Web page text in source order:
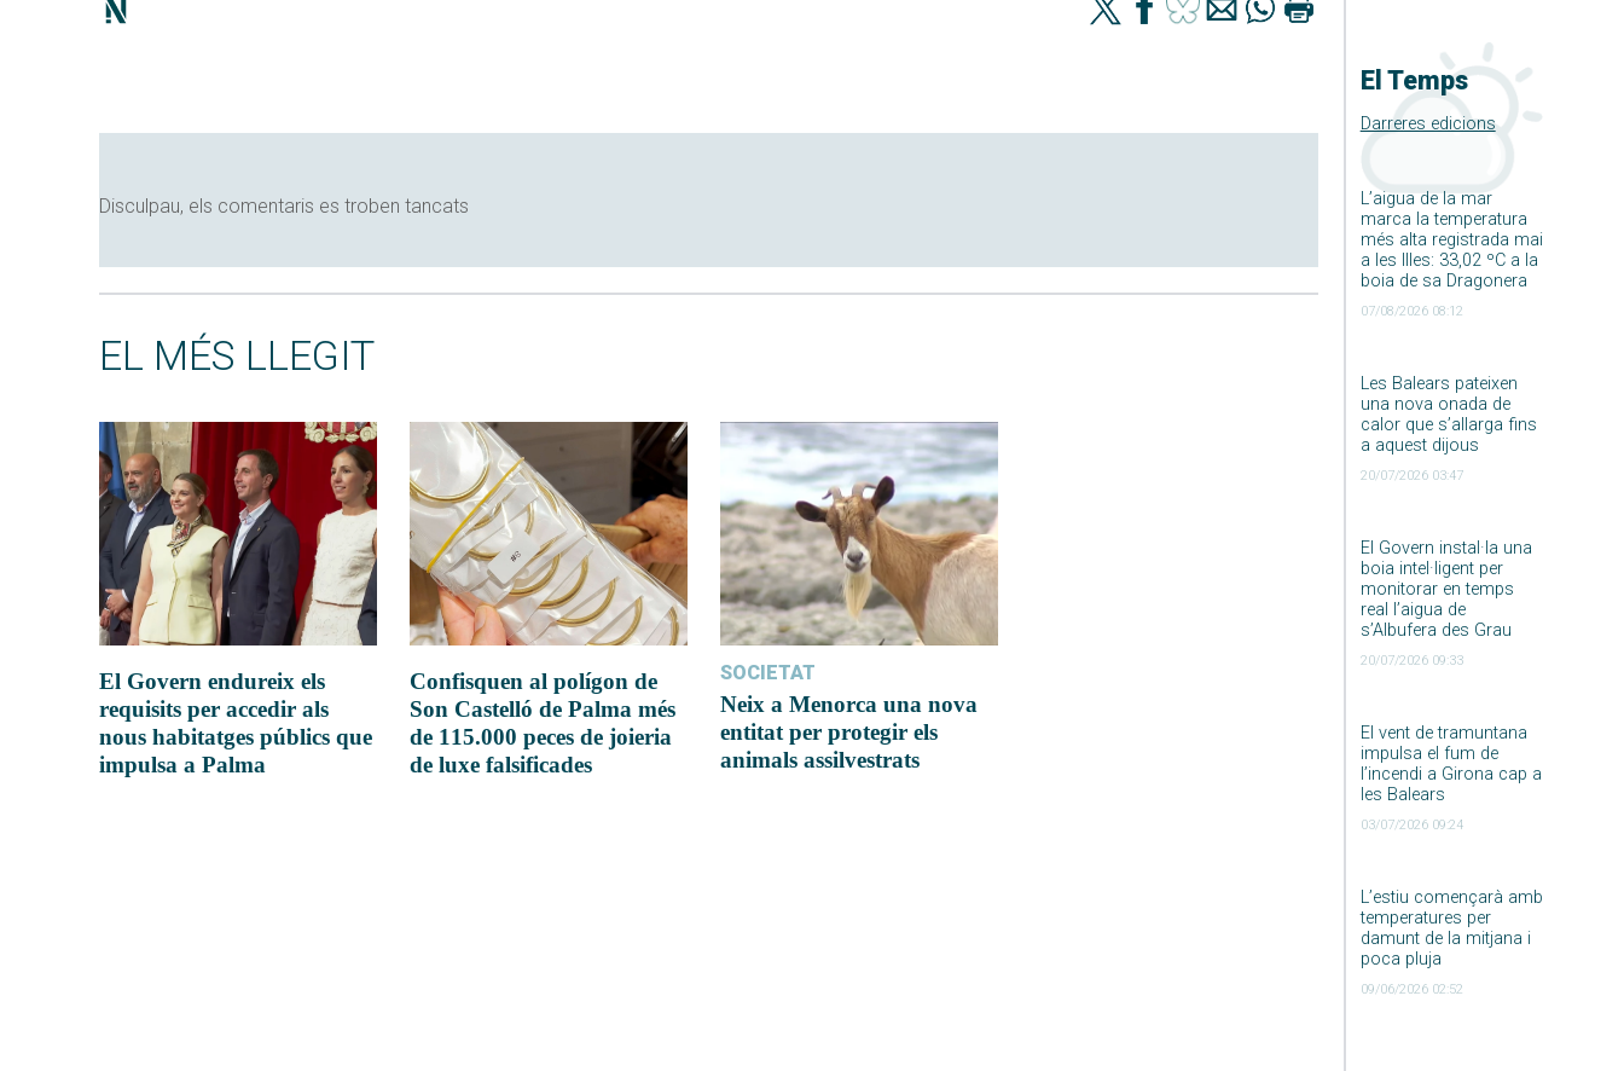
El Temps
Darreres edicions
L’aigua de la mar
marca la temperatura
més alta registrada mai
a les Illes: 33,02 ºC a la
boia de sa Dragonera
07/08/2026 08:12
Les Balears pateixen
una nova onada de
calor que s’allarga fins
a aquest dijous
20/07/2026 03:47
El Govern instal·la una
boia intel·ligent per
monitorar en temps
real l’aigua de
s’Albufera des Grau
20/07/2026 09:33
El vent de tramuntana
impulsa el fum de
l’incendi a Girona cap a
les Balears
03/07/2026 09:24
L’estiu començarà amb
temperatures per
damunt de la mitjana i
poca pluja
09/06/2026 02:52
Disculpau, els comentaris es troben tancats
EL MÉS LLEGIT
El Govern endureix els
requisits per accedir als
nous habitatges públics que
impulsa a Palma
Confisquen al polígon de
Son Castelló de Palma més
de 115.000 peces de joieria
de luxe falsificades
SOCIETAT
Neix a Menorca una nova
entitat per protegir els
animals assilvestrats